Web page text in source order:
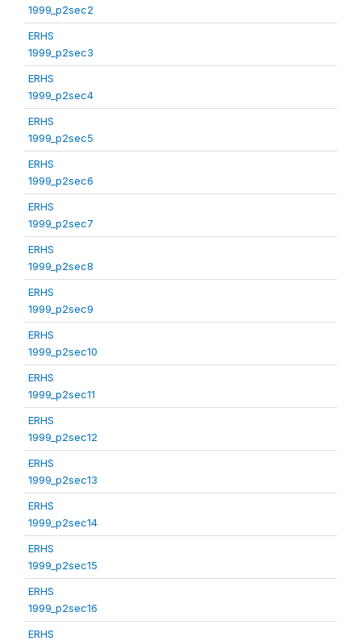
1999_p2sec2
ERHS
1999_p2sec3
ERHS
1999_p2sec4
ERHS
1999_p2sec5
ERHS
1999_p2sec6
ERHS
1999_p2sec7
ERHS
1999_p2sec8
ERHS
1999_p2sec9
ERHS
1999_p2sec10
ERHS
1999_p2sec11
ERHS
1999_p2sec12
ERHS
1999_p2sec13
ERHS
1999_p2sec14
ERHS
1999_p2sec15
ERHS
1999_p2sec16
ERHS